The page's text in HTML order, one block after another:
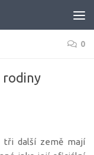
0
rodiny
tři další země mají